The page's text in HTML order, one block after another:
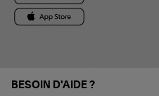
BESOIN D'AIDE ?